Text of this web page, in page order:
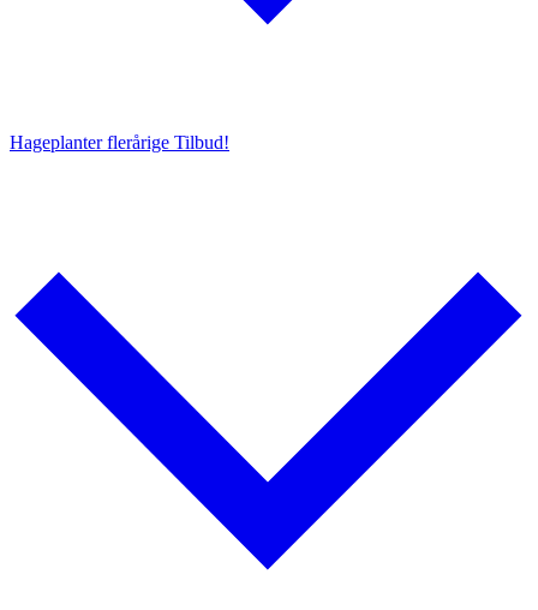
Hageplanter flerårige Tilbud!